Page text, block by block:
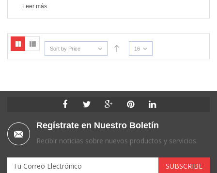
Leer más
Sort by Price 16
Regístrate en Nuestro Boletín
Recibir noticias sobre nuevos productos y servicios.